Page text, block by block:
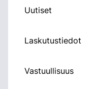
Uutiset
Laskutustiedot
Vastuullisuus